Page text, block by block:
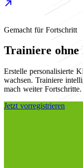
Gemacht für Fortschritt
Trainiere ohne
Erstelle personalisierte
wachsen. Trainiere
mach weiter Fortschritte.
Jetzt vorregistrieren